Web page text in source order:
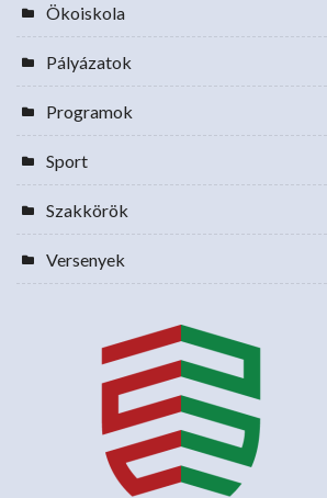
Ökoiskola
Pályázatok
Programok
Sport
Szakkörök
Versenyek